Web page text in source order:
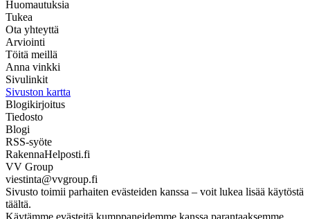
Huomautuksia
Tukea
Ota yhteyttä
Arviointi
Töitä meillä
Anna vinkki
Sivulinkit
Sivuston kartta
Blogikirjoitus
Tiedosto
Blogi
RSS-syöte
RakennaHelposti.fi
VV Group
viestinta@vvgroup.fi
Sivusto toimii parhaiten evästeiden kanssa – voit lukea lisää käytöstä
täältä.